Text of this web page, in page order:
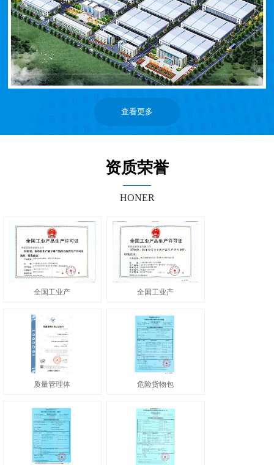
查看更多
资质荣誉
HONER
全国工业产 全国工业产
质量管理体 危险货物包